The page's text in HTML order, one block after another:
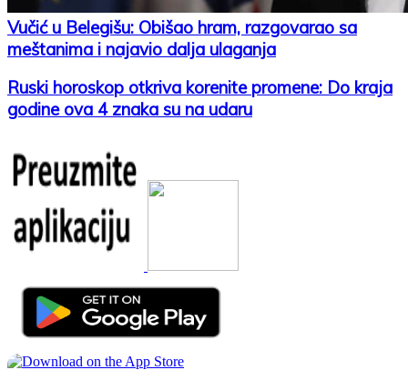
Vučić u Belegišu: Obišao hram, razgovarao sa
meštanima i najavio dalja ulaganja
Ruski horoskop otkriva korenite promene: Do kraja
godine ova 4 znaka su na udaru